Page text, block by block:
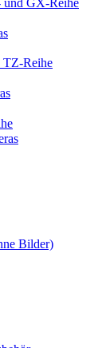
GX-Reihe
Reihe
Bilder)